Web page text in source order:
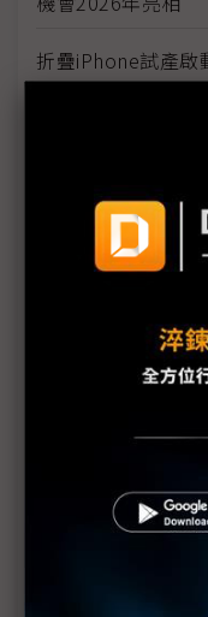
折疊iPhone試產
備戰蘋果折疊
工程技術遇挑戰
蘋果首款折疊機
SDC獨佔蘋果折